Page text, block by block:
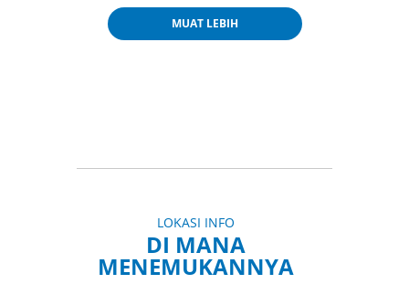
MUAT LEBIH
LOKASI INFO
DI MANA
MENEMUKANNYA